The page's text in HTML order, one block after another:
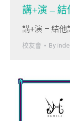
講+演 – 結
講+演 – 結他
校友會 By